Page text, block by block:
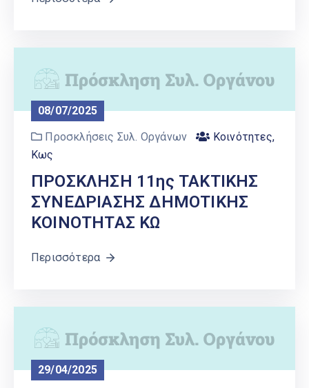
08/07/2025
Προσκλήσεις Συλ. Οργάνων
Κοινότητες,
Κως
ΠΡΟΣΚΛΗΣΗ 11ης ΤΑΚΤΙΚΗΣ
ΣΥΝΕΔΡΙΑΣΗΣ ΔΗΜΟΤΙΚΗΣ
ΚΟΙΝΟΤΗΤΑΣ ΚΩ
Περισσότερα
29/04/2025